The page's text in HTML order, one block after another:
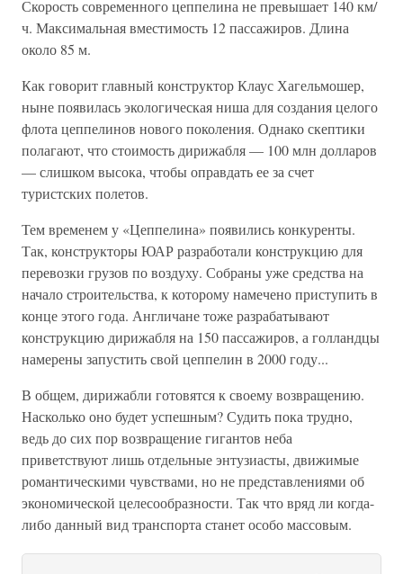
Скорость современного цеппелина не превышает 140 км/
ч. Максимальная вместимость 12 пассажиров. Длина
около 85 м.
Как говорит главный конструктор Клаус Хагельмошер,
ныне появилась экологическая ниша для создания целого
флота цеппелинов нового поколения. Однако скептики
полагают, что стоимость дирижабля — 100 млн долларов
— слишком высока, чтобы оправдать ее за счет
туристских полетов.
Тем временем у «Цеппелина» появились конкуренты.
Так, конструкторы ЮАР разработали конструкцию для
перевозки грузов по воздуху. Собраны уже средства на
начало строительства, к которому намечено приступить в
конце этого года. Англичане тоже разрабатывают
конструкцию дирижабля на 150 пассажиров, а голландцы
намерены запустить свой цеппелин в 2000 году...
В общем, дирижабли готовятся к своему возвращению.
Насколько оно будет успешным? Судить пока трудно,
ведь до сих пор возвращение гигантов неба
приветствуют лишь отдельные энтузиасты, движимые
романтическими чувствами, но не представлениями об
экономической целесообразности. Так что вряд ли когда-
либо данный вид транспорта станет особо массовым.